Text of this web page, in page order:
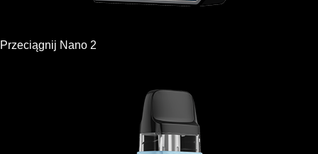
Przeciągnij Nano 2